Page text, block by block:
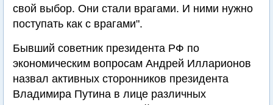
свой выбор. Они стали врагами. И ними нужно
поступать как с врагами".
Бывший советник президента РФ по
экономическим вопросам Андрей Илларионов
назвал активных сторонников президента
Владимира Путина в лице различных